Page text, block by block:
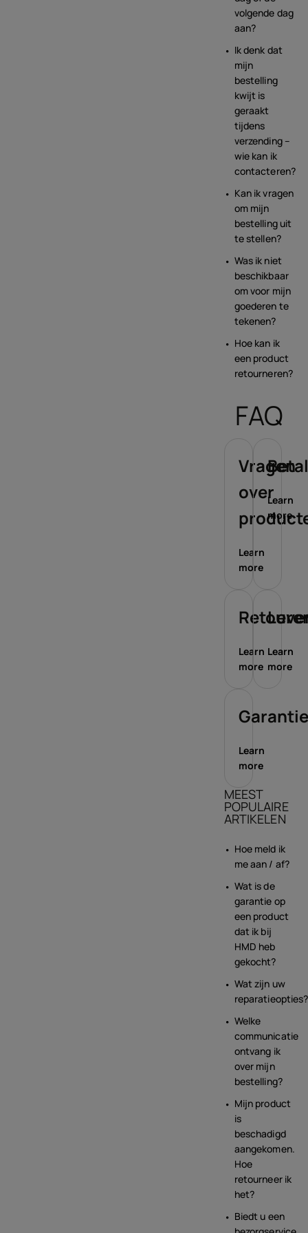
volgende dag
aan?
Ik denk dat
mijn
bestelling
kwijt is
geraakt
tijdens
verzending –
wie kan ik
contacteren?
Kan ik vragen
om mijn
bestelling uit
te stellen?
Was ik niet
beschikbaar
om voor mijn
goederen te
tekenen?
Hoe kan ik
een product
retourneren?
FAQ
Vragen
over
Learn
more
Learn
more
Learn
more
Learn
more
Learn
more
MEEST
POPULAIRE
ARTIKELEN
Hoe meld ik
me aan / af?
Wat is de
garantie op
een product
dat ik bij
HMD heb
gekocht?
Wat zijn uw
reparatieopties?
Welke
communicatie
ontvang ik
over mijn
bestelling?
Mijn product
is
beschadigd
aangekomen.
Hoe
retourneer ik
het?
Biedt u een